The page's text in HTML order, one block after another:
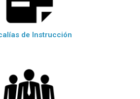
de Instrucción